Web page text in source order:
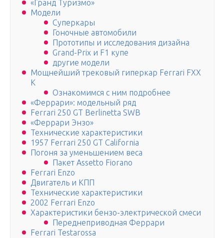
«Гранд Туризмо»
Модели
Суперкары
Гоночные автомобили
Прототипы и исследования дизайна
Grand-Prix и F1 купе
другие модели
Мощнейший трековый гиперкар Ferrari FXX
K
Ознакомимся с ним подробнее
«Феррари»: модельный ряд
Ferrari 250 GT Berlinetta SWB
«Феррари Энзо»
Технические характеристики
1957 Ferrari 250 GT California
Погоня за уменьшением веса
Пакет Assetto Fiorano
Ferrari Enzo
Двигатель и КПП
Технические характеристики
2002 Ferrari Enzo
Характеристики бензо-электрической смеси
Переднеприводная Феррари
Ferrari Testarossa